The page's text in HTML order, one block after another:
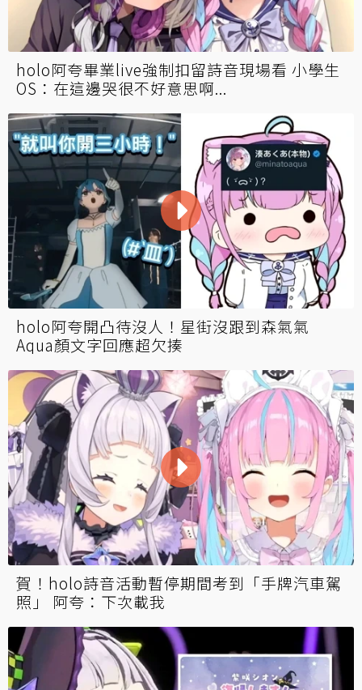
holo阿夸畢業live強制扣留詩音現場看 小學生
OS：在這邊哭很不好意思啊...
holo阿夸開凸待沒人！星街沒跟到森氣氣
Aqua顏文字回應超欠揍
賀！holo詩音活動暫停期間考到「手牌汽車駕
照」 阿夸：下次載我